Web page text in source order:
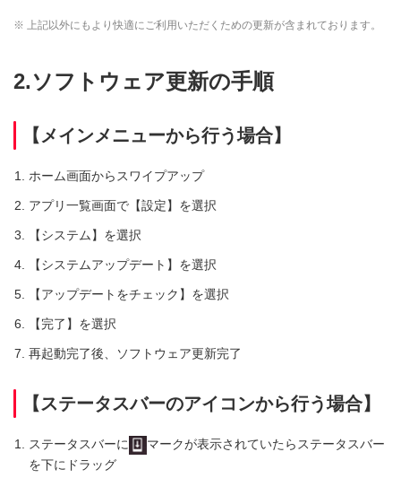
※ 上記以外にもより快適にご利用いただくための更新が含まれております。
2.ソフトウェア更新の手順
【メインメニューから行う場合】
ホーム画面からスワイプアップ
アプリ一覧画面で【設定】を選択
【システム】を選択
【システムアップデート】を選択
【アップデートをチェック】を選択
【完了】を選択
再起動完了後、ソフトウェア更新完了
【ステータスバーのアイコンから行う場合】
ステータスバーに
マークが表示されていたらステータスバー
を下にドラッグ